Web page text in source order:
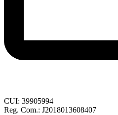
CUI: 39905994
Reg. Com.: J2018013608407